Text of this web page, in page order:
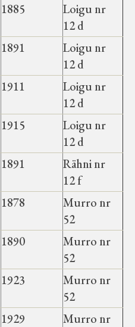
1885
Loigu nr
12 d
1891
Loigu nr
12 d
1911
Loigu nr
12 d
1915
Loigu nr
12 d
1891
Rähni nr
12 f
1878
Murro nr
52
1890
Murro nr
52
1923
Murro nr
52
1929
Murro nr